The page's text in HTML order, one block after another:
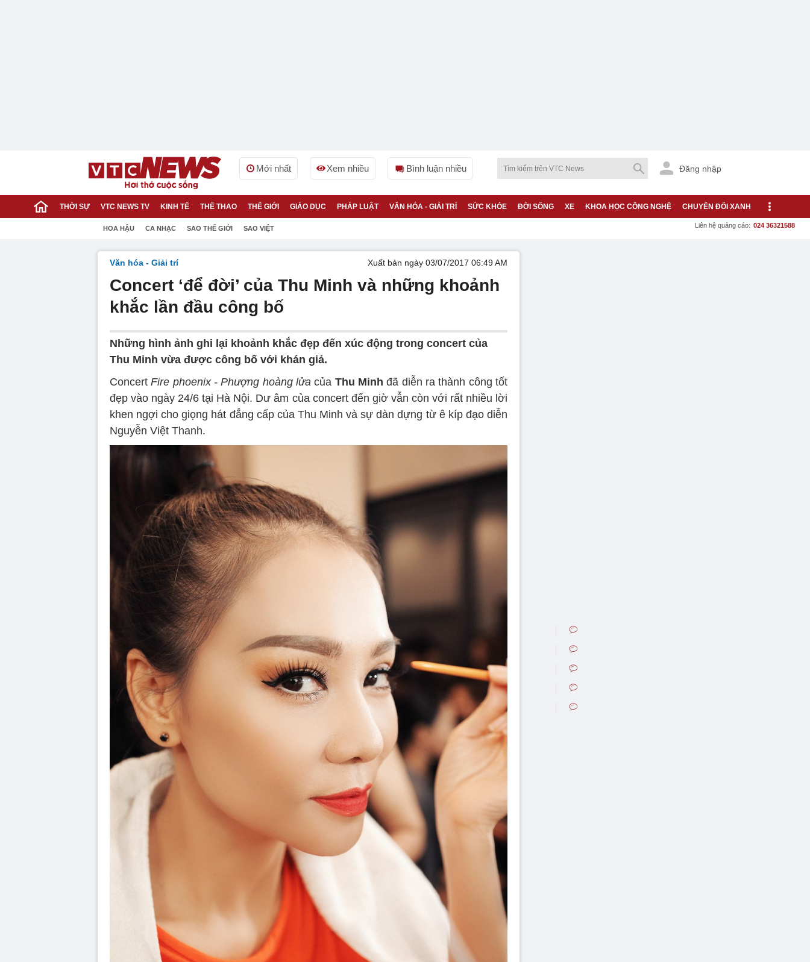
Mới nhất Xem nhiều Bình luận nhiều Đăng nhập
THỜI SỰ VTC NEWS TV KINH TẾ THỂ THAO THẾ GIỚI GIÁO DỤC PHÁP LUẬT VĂN HÓA - GIẢI TRÍ SỨC KHỎE ĐỜI SỐNG XE KHOA HỌC CÔNG NGHỆ CHUYỂN ĐỔI XANH
HOA HẬU CA NHẠC SAO THẾ GIỚI SAO VIỆT Liên hệ quảng cáo: 024 36321588
Văn hóa - Giải trí Xuất bản ngày 03/07/2017 06:49 AM
Concert ‘để đời’ của Thu Minh và những khoảnh
khắc lần đầu công bố
Những hình ảnh ghi lại khoảnh khắc đẹp đến xúc động trong concert của
Thu Minh vừa được công bố với khán giả.
Concert Fire phoenix - Phượng hoàng lửa của Thu Minh đã diễn ra thành công tốt
đẹp vào ngày 24/6 tại Hà Nội. Dư âm của concert đến giờ vẫn còn với rất nhiều lời
khen ngợi cho giọng hát đẳng cấp của Thu Minh và sự dàn dựng từ ê kíp đạo diễn
Nguyễn Việt Thanh.